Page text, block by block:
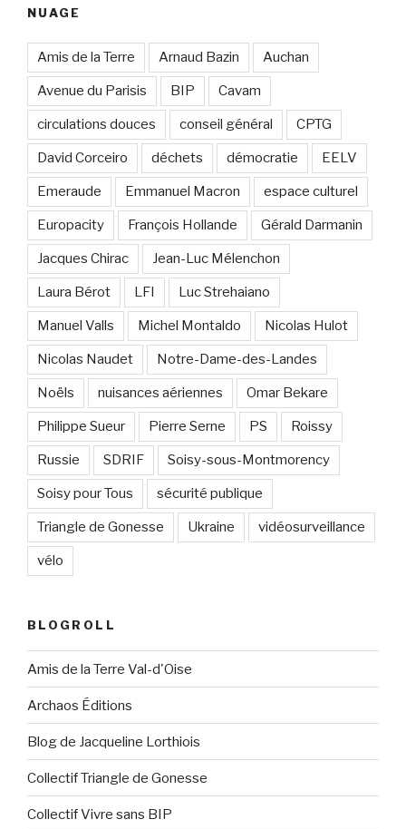
NUAGE
Amis de la Terre Arnaud Bazin Auchan
Avenue du Parisis BIP Cavam
circulations douces conseil général CPTG
David Corceiro déchets démocratie EELV
Emeraude Emmanuel Macron espace culturel
Europacity François Hollande Gérald Darmanin
Jacques Chirac Jean-Luc Mélenchon
Laura Bérot LFI Luc Strehaiano
Manuel Valls Michel Montaldo Nicolas Hulot
Nicolas Naudet Notre-Dame-des-Landes
Noëls nuisances aériennes Omar Bekare
Philippe Sueur Pierre Serne PS Roissy
Russie SDRIF Soisy-sous-Montmorency
Soisy pour Tous sécurité publique
Triangle de Gonesse Ukraine vidéosurveillance
vélo
BLOGROLL
Amis de la Terre Val-d'Oise
Archaos Éditions
Blog de Jacqueline Lorthiois
Collectif Triangle de Gonesse
Collectif Vivre sans BIP